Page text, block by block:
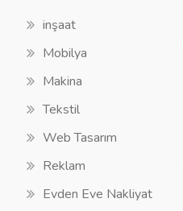
inşaat
Mobilya
Makina
Tekstil
Web Tasarım
Reklam
Evden Eve Nakliyat